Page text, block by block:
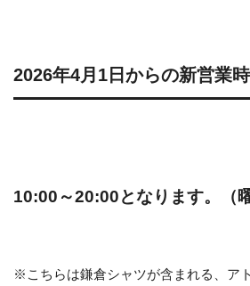
2026年4月1日からの新営業
10:00～20:00となります。（
※こちらは鎌倉シャツが含まれる、ア